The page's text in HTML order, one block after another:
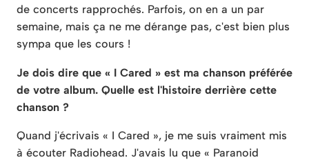
de concerts rapprochés. Parfois, on en a un par
semaine, mais ça ne me dérange pas, c'est bien plus
sympa que les cours !
Je dois dire que « I Cared » est ma chanson préférée
de votre album. Quelle est l'histoire derrière cette
chanson ?
Quand j'écrivais « I Cared », je me suis vraiment mis
à écouter Radiohead. J'avais lu que « Paranoid